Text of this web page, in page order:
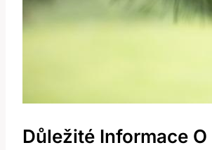
Důležité Informace